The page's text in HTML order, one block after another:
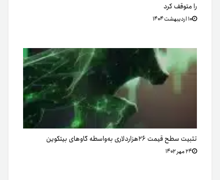
را متوقف کرد
۱۰ اردیبهشت ۱۴۰۴
تثبیت سطح قیمت ۲۶هزاردلاری به‌واسطه گاوهای بیتکوین
۲۴ مهر ۱۴۰۲